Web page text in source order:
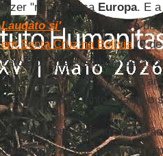
dizer "não" a essa Europa. E
Laudato si', assim como o
em Santa Cruz na Bolívia(9 de
católicos, mas também para
sustentarem mais a loucura
a sua periferia, tanto quanto o
Os católicos, portanto,
democráticas que se